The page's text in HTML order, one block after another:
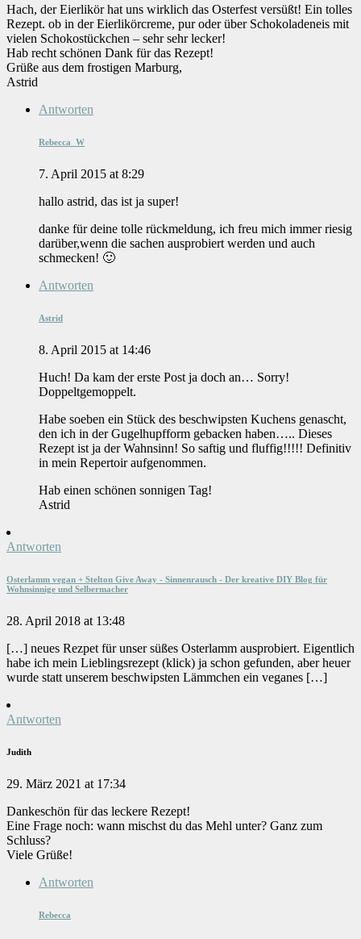
Hach, der Eierlikör hat uns wirklich das Osterfest versüßt! Ein tolles
Rezept. ob in der Eierlikörcreme, pur oder über Schokoladeneis mit
vielen Schokostückchen – sehr sehr lecker!
Hab recht schönen Dank für das Rezept!
Grüße aus dem frostigen Marburg,
Astrid
Antworten
Rebecca_W
7. April 2015 at 8:29
hallo astrid, das ist ja super!
danke für deine tolle rückmeldung, ich freu mich immer riesig
darüber,wenn die sachen ausprobiert werden und auch
schmecken! 🙂
Antworten
Astrid
8. April 2015 at 14:46
Huch! Da kam der erste Post ja doch an… Sorry!
Doppeltgemoppelt.
Habe soeben ein Stück des beschwipsten Kuchens genascht,
den ich in der Gugelhupfform gebacken haben….. Dieses
Rezept ist ja der Wahnsinn! So saftig und fluffig!!!!! Definitiv
in mein Repertoir aufgenommen.
Hab einen schönen sonnigen Tag!
Astrid
Antworten
Osterlamm vegan + Stelton Give Away - Sinnenrausch - Der kreative DIY Blog für
Wohnsinnige und Selbermacher
28. April 2018 at 13:48
[…] neues Rezpet für unser süßes Osterlamm ausprobiert. Eigentlich
habe ich mein Lieblingsrezept (klick) ja schon gefunden, aber heuer
wurde statt unserem beschwipsten Lämmchen ein veganes […]
Antworten
Judith
29. März 2021 at 17:34
Dankeschön für das leckere Rezept!
Eine Frage noch: wann mischst du das Mehl unter? Ganz zum
Schluss?
Viele Grüße!
Antworten
Rebecca